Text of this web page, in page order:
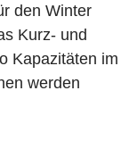
den Winter
Kurz- und
Kapazitäten im
werden